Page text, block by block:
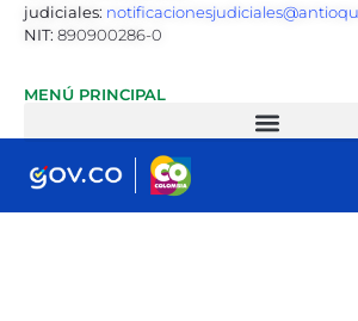
judiciales:
NIT: 890900286-0
MENÚ PRINCIPAL